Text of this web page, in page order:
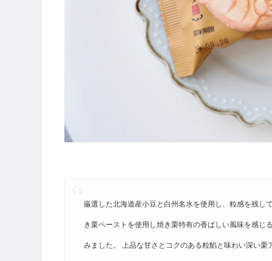
厳選した北海道産小豆と白州名水を使用し、粒感を残し
き栗ペーストを使用し焼き栗特有の香ばしい風味を感
みました。 上品な甘さとコクのある粒餡と味わい深い